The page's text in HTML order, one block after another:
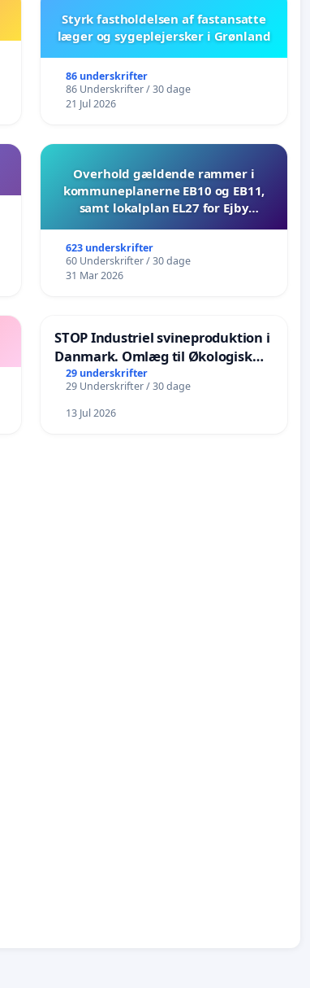
Styrk fastholdelsen af fastansatte
læger og sygeplejersker i Grønland
86 underskrifter
86 Underskrifter / 30 dage
21 Jul 2026
Overhold gældende rammer i
kommuneplanerne EB10 og EB11,
samt lokalplan EL27 for Ejby
623 underskrifter
60 Underskrifter / 30 dage
31 Mar 2026
STOP Industriel svineproduktion i
Danmark. Omlæg til Økologisk
landbrug senest i 2030
29 underskrifter
29 Underskrifter / 30 dage
13 Jul 2026